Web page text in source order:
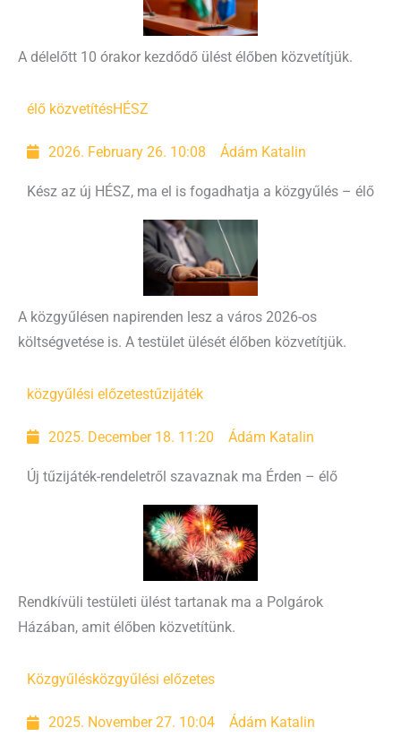
A délelőtt 10 órakor kezdődő ülést élőben közvetítjük.
élő közvetítésHÉSZ
2026. February 26. 10:08 Ádám Katalin
Kész az új HÉSZ, ma el is fogadhatja a közgyűlés – élő
A közgyűlésen napirenden lesz a város 2026-os
költségvetése is. A testület ülését élőben közvetítjük.
közgyűlési előzetestűzijáték
2025. December 18. 11:20 Ádám Katalin
Új tűzijáték-rendeletről szavaznak ma Érden – élő
Rendkívüli testületi ülést tartanak ma a Polgárok
Házában, amit élőben közvetítünk.
Közgyűlésközgyűlési előzetes
2025. November 27. 10:04 Ádám Katalin